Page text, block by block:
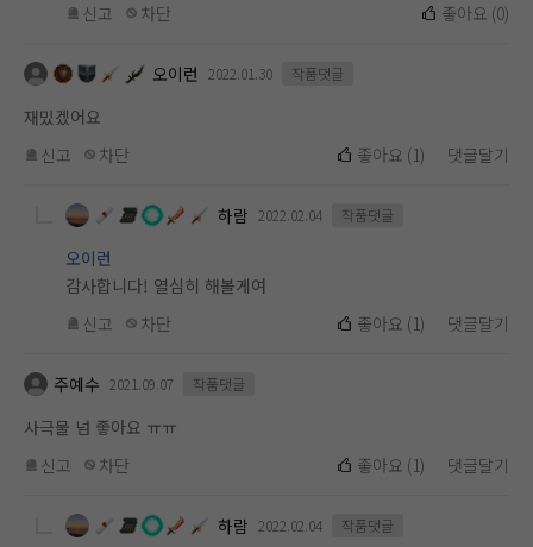
신고
차단 좋아요 (0)
오이런 2022.01.30 작품댓글
재밌겠어요
신고
차단 좋아요 (1) 댓글달기
하람 2022.02.04 작품댓글
오이런
감사합니다! 열심히 해볼게여
신고
차단 좋아요 (1) 댓글달기
주예수 2021.09.07 작품댓글
사극물 넘 좋아요 ㅠㅠ
신고
차단 좋아요 (1) 댓글달기
하람 2022.02.04 작품댓글